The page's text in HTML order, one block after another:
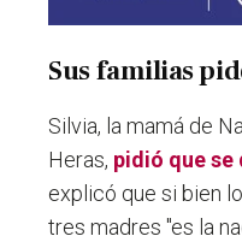
Sus familias
Silvia, la mamá de
Heras, pidió que se
explicó que si bien
tres madres "es la